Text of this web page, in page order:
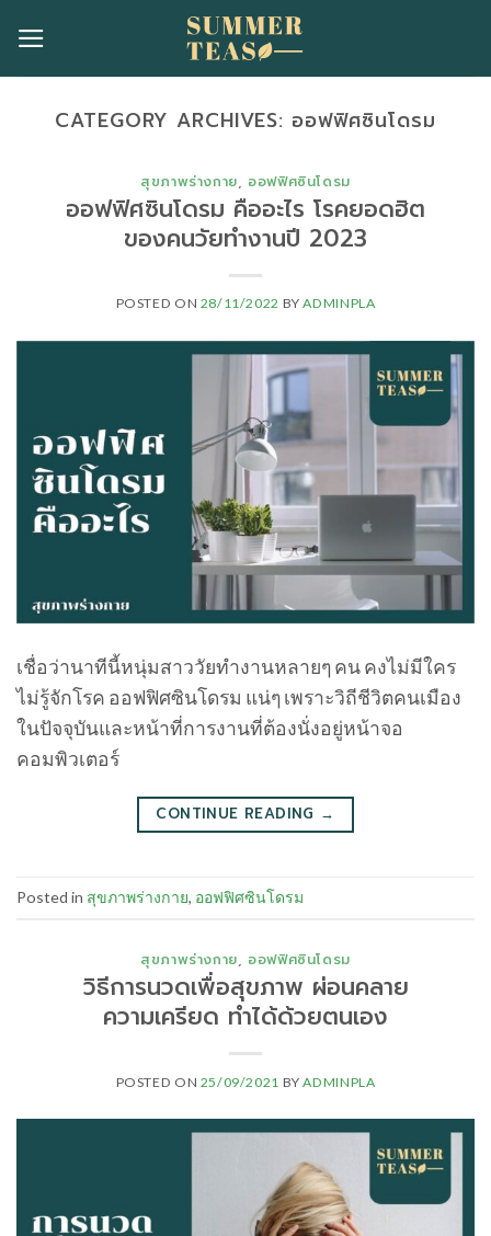
content
CATEGORY ARCHIVES: ออฟฟิศซินโดรม
สุขภาพร่างกาย, ออฟฟิศซินโดรม
ออฟฟิศซินโดรม คืออะไร โรคยอดฮิต
ของคนวัยทำงานปี 2023
POSTED ON 28/11/2022 BYADMINPLA
เชื่อว่านาทีนี้หนุ่มสาววัยทำงานหลายๆ คน คงไม่มีใคร
ไม่รู้จักโรค ออฟฟิศซินโดรม แน่ๆ เพราะวิถีชีวิตคนเมือง
ในปัจจุบันและหน้าที่การงานที่ต้องนั่งอยู่หน้าจอ
คอมพิวเตอร์
CONTINUE READING →
Posted in สุขภาพร่างกาย, ออฟฟิศซินโดรม
สุขภาพร่างกาย, ออฟฟิศซินโดรม
วิธีการนวดเพื่อสุขภาพ ผ่อนคลาย
ความเครียด ทําได้ด้วยตนเอง
POSTED ON 25/09/2021 BYADMINPLA